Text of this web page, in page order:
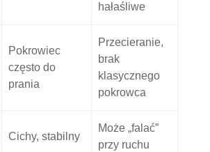
hałaśliwe
Pokrowiec
często do
prania
Przecieranie,
brak
klasycznego
pokrowca
Cichy, stabilny
Może „falać”
przy ruchu